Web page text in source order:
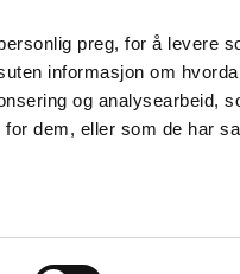
preg, for å levere
informasjon om
og analysearbeid,
dem, eller som de har
Torshov Sport har over 90 års
klubbhandel. Torshov Sport har
Drammen, Sandvika Storsenter